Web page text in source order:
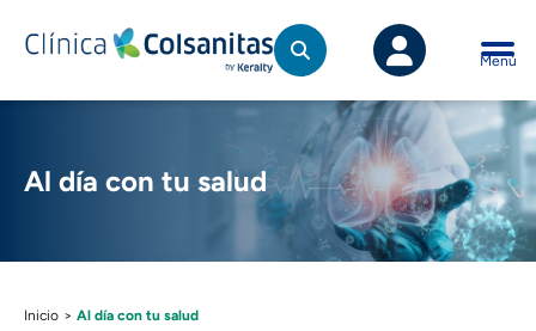
Saltar al contenido principal
Menú
Al día con tu salud
Inicio > Al día con tu salud